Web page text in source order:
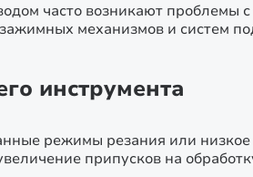
часто возникают проблемы
механизмов и систем
инструмента
режимы резания или низкое
припусков на